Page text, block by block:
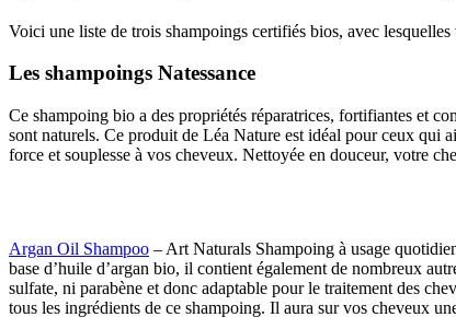
Voici une liste de trois shampoings certifiés bios, avec
Les shampoings Natessance
Ce shampoing bio a des propriétés réparatrices, fortifiantes et
sont naturels. Ce produit de Léa Nature est idéal pour ceux qui
force et souplesse à vos cheveux. Nettoyée en douceur, votre
Argan Oil Shampoo – Art Naturals Shampoing à usage
base d’huile d’argan bio, il contient également de nombreux
sulfate, ni parabène et donc adaptable pour le traitement des
tous les ingrédients de ce shampoing. Il aura sur vos cheveux